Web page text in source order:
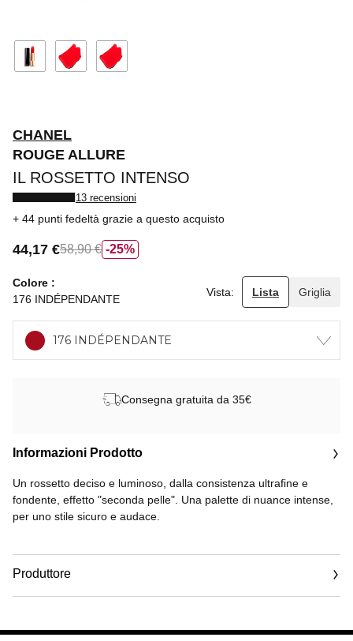
CHANEL
ROUGE ALLURE
IL ROSSETTO INTENSO
13 recensioni
44 punti fedeltà grazie a questo acquisto
25%
44,17 €58,90 €
Colore
176 INDÉPENDANTE
Vista: Lista Griglia
176 INDÉPENDANTE
Consegna gratuita da 35€
Informazioni Prodotto
Un rossetto deciso e luminoso, dalla consistenza ultrafine e
fondente, effetto "seconda pelle". Una palette di nuance intense,
per uno stile sicuro e audace.
perfetta sin dalla prima applicazione.
Applicare direttamente sulle labbra.
Per labbra perfettamente definite, abbinare ROUGE ALLURE a
Produttore